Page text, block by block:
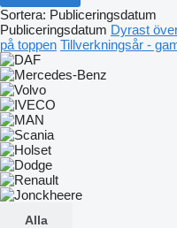
Sortera: Publiceringsdatum
Publiceringsdatum Dyrast
på toppen Tillverkningsår -
Alla